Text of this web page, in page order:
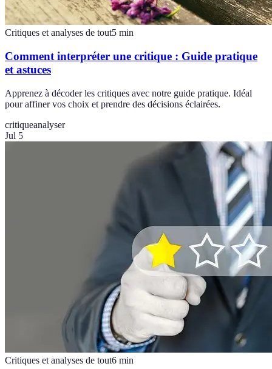
Critiques et analyses de tout5 min
Comment interpréter une critique : Guide pratique
et astuces
Apprenez à décoder les critiques avec notre guide pratique. Idéal
pour affiner vos choix et prendre des décisions éclairées.
critiqueanalyser
Jul 5
Critiques et analyses de tout6 min